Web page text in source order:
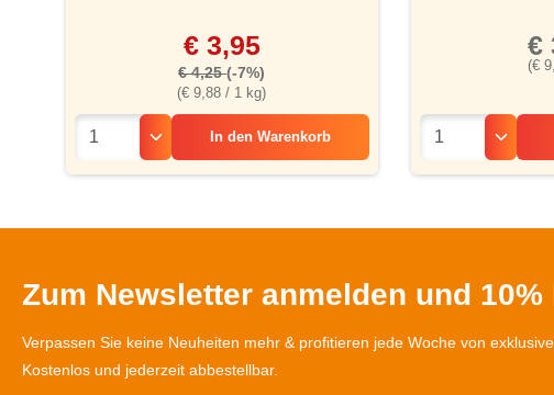
(€ 9,88 / 1 kg)
€ 3,95
€ 4,25(-7%)
In den Warenkorb
(€
€
Zum Newsletter anmelden und
Verpassen Sie keine Neuheiten mehr & profitieren jede Woche von
Kostenlos und jederzeit abbestellbar.